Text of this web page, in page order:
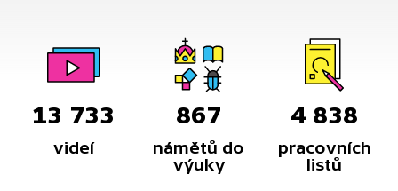
13 733
videí
867
námětů do
výuky
4 838
pracovních
listů